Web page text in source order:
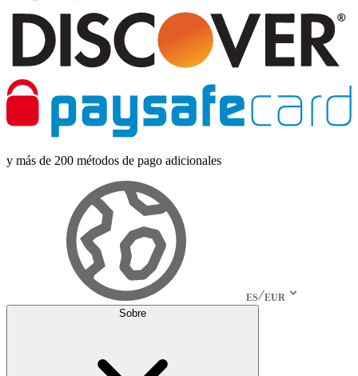
y más de 200 métodos de pago adicionales
ES EUR
Sobre